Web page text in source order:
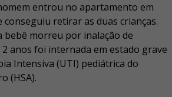
entrou no apartamento em
conseguiu retirar as duas crianças.
bebê morreu por inalação de
2 anos foi internada em estado grave
Intensiva (UTI) pediátrica do
(HSA).